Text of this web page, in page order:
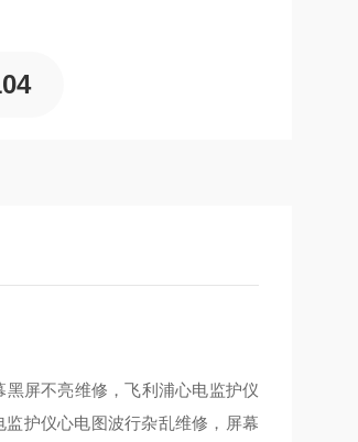
屏不亮维修，飞利浦心电监护仪
护仪心电图波行杂乱维修，屏幕